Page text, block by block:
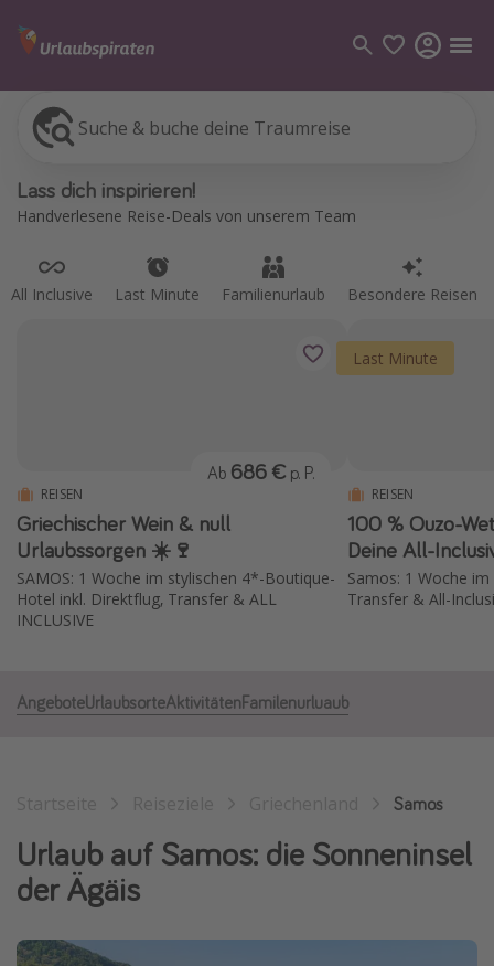
Suche & buche deine Traumreise
Lass dich inspirieren!
Handverlesene Reise-Deals von unserem Team
All Inclusive Last Minute Familienurlaub Besondere Reisen
All Inclusive
Flüge
Pauschalreisen
Gozo Urlaub
Normandie Urlaub
Goa Urlaub
St. Lucia Urlaub
Kefalonia Urlaub
Tulum Urlaub
Alle Reisethemen
Wellnessurlaub
Disneyland Paris
REISEN
Griechischer Wein & null
Urlaubssorgen ☀️🍷
SAMOS: 1 Woche im stylischen 4*-Boutique-
Hotel inkl. Direktflug, Transfer & ALL
INCLUSIVE
Ab 686 € p. P.
Last Minute
REISEN
100 % Ouzo-
Deine All-
Samos: 1 Woche
Transfer & All-
AngeboteUrlaubsorteAktivitätenFamilenurluaub
Samos
Urlaub auf Samos: die Sonneninsel
der Ägäis